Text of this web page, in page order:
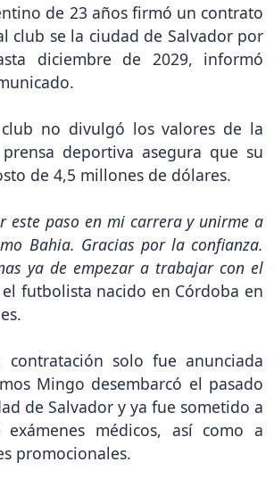
de 23 años firmó un contrato
club se la ciudad de Salvador por
diciembre de 2029, informó
no divulgó los valores de la
deportiva asegura que su
de 4,5 millones de dólares.
este paso en mi carrera y unirme a
Bahia. Gracias por la confianza.
ya de empezar a trabajar con el
futbolista nacido en Córdoba en
contratación solo fue anunciada
Mingo desembarcó el pasado
de Salvador y ya fue sometido a
exámenes médicos, así como a
promocionales.